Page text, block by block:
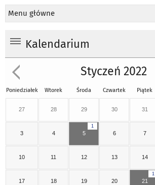
Menu główne
Kalendarium
Styczeń 2022
Poniedziałek Wtorek Środa Czwartek Piątek
27 28 29 30 31
3 4
1
5 6 7
10 11 12 13 14
17 18 19 20
1
21